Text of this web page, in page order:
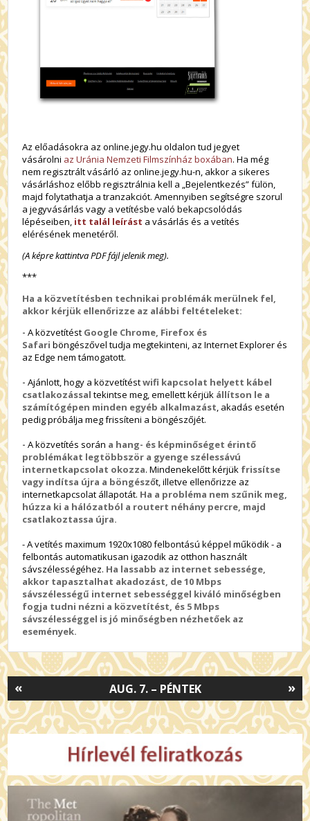
Az előadásokra az online.jegy.hu oldalon tud jegyet
vásárolni az Uránia Nemzeti Filmszínház boxában. Ha még
nem regisztrált vásárló az online.jegy.hu-n, akkor a sikeres
vásárláshoz előbb regisztrálnia kell a „Bejelentkezés” fülön,
majd folytathatja a tranzakciót. Amennyiben segítségre szorul
a jegyvásárlás vagy a vetítésbe való bekapcsolódás
lépéseiben, itt talál leírást a vásárlás és a vetítés
elérésének menetéről.
(A képre kattintva PDF fájl jelenik meg).
***
Ha a közvetítésben technikai problémák merülnek fel,
akkor kérjük ellenőrizze az alábbi feltételeket:
-A közvetítést Google Chrome, Firefox és
Safari böngészővel tudja megtekinteni, az Internet Explorer és
az Edge nem támogatott.
- Ajánlott, hogy a közvetítéstwifi kapcsolat helyett kábel
csatlakozással tekintse meg, emellett kérjük állítson le a
számítógépen minden egyéb alkalmazást, akadás esetén
pedig próbálja meg frissíteni a böngészőjét.
- A közvetítés során a hang- és képminőséget érintő
problémákat legtöbbször a gyenge szélessávú
internetkapcsolat okozza. Mindenekelőtt kérjük frissítse
vagy indítsa újra a böngészőt, illetve ellenőrizze az
internetkapcsolat állapotát. Ha a probléma nem szűnik meg,
húzza ki a hálózatból a routert néhány percre, majd
csatlakoztassa újra.
- A vetítés maximum 1920x1080 felbontású képpel működik - a
felbontás automatikusan igazodik az otthon használt
sávszélességéhez. Ha lassabb az internet sebessége,
akkor tapasztalhat akadozást, de 10 Mbps
sávszélességű internet sebességgel kiváló minőségben
fogja tudni nézni a közvetítést, és 5 Mbps
sávszélességgel is jó minőségben nézhetőek az
események.
»
AUG. 7. – PÉNTEK
«